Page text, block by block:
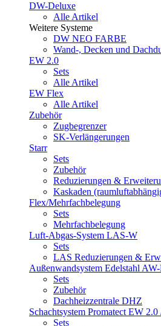
DW-Deluxe
Alle Artikel
Weitere Systeme
DW NEO FARBE
Wand-, Decken und
EW 2.0
Sets
Alle Artikel
EW Flex
Alle Artikel
Zubehör
Zugbegrenzer
SK-Verlängerungen
Starr
Sets
Zubehör
Reduzierungen &
Kaskaden
Flex/Mehrfachbelegung
Sets
Mehrfachbelegung
Luft-Abgas-System LAS-W
Sets
LAS Reduzierungen &
Außenwandsystem Edelstahl
Sets
Zubehör
Dachheizzentrale DHZ
Schachtsystem Promatect EW
Sets